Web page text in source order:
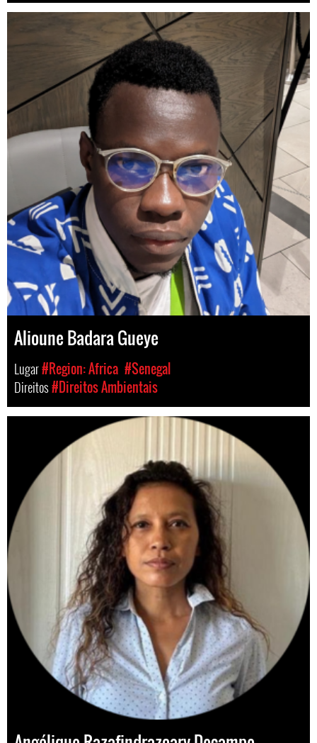
Alioune Badara Gueye
Lugar#Region: Africa #Senegal
Direitos#Direitos Ambientais